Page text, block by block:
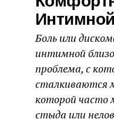
Боль или
интимной
проблема, с
сталкиваются
которой часто
стыда или